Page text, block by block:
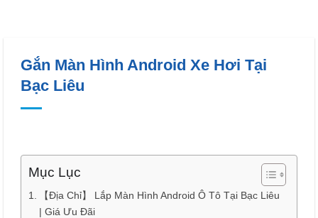
Gắn Màn Hình Android Xe Hơi Tại
Bạc Liêu
Mục Lục
【Địa Chỉ】 Lắp Màn Hình Android Ô Tô Tại Bạc Liêu
| Giá Ưu Đãi